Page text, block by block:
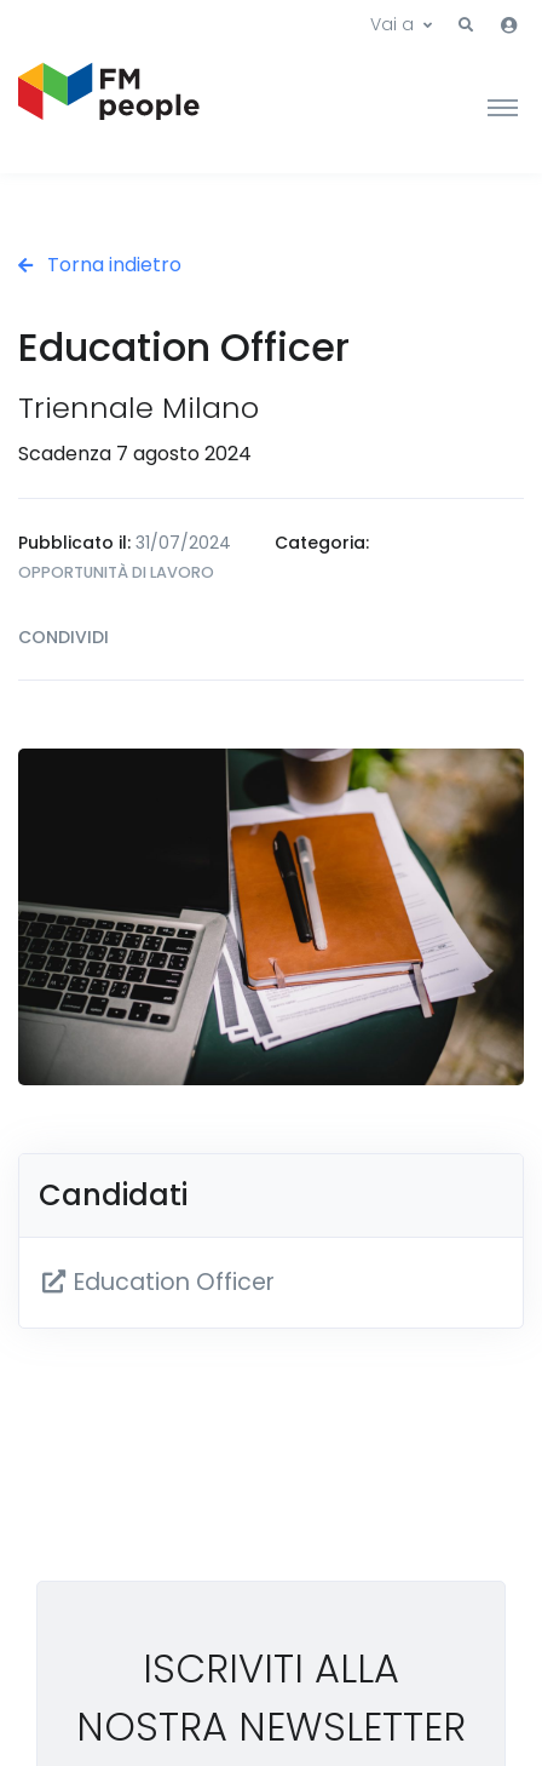
Vai a
Torna indietro
Education Officer
Triennale Milano
Scadenza 7 agosto 2024
Pubblicato il: 31/07/2024 Categoria:
OPPORTUNITÀ DI LAVORO
CONDIVIDI
Candidati
Education Officer
ISCRIVITI ALLA
NOSTRA NEWSLETTER